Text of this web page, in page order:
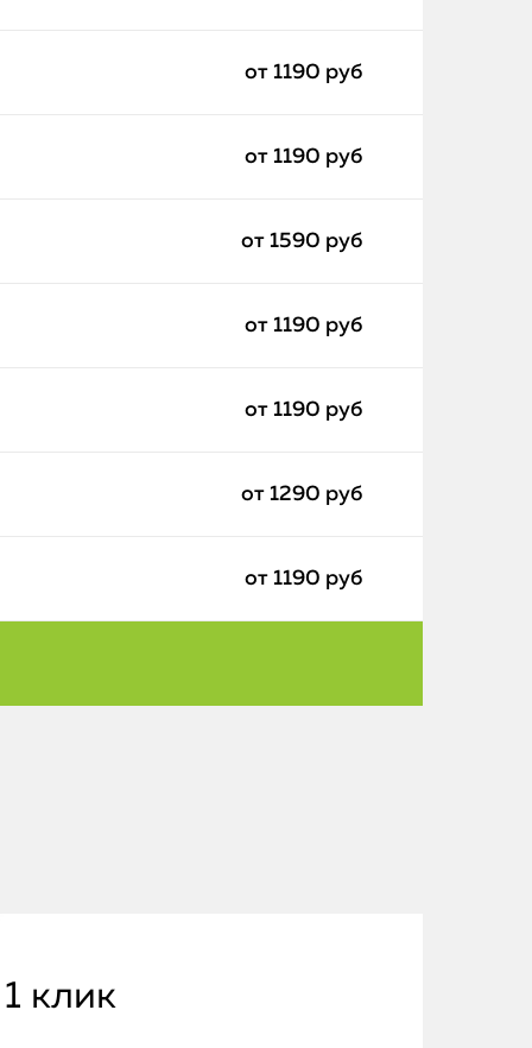
от 1190 руб
от 1190 руб
от 1590 руб
от 1190 руб
от 1190 руб
от 1290 руб
от 1190 руб
клик